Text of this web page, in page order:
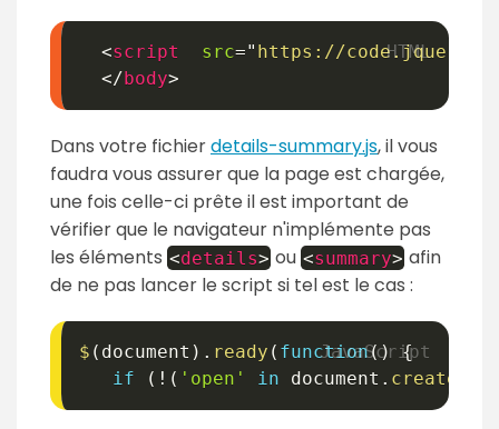
<script src=" https://
</ body>
Dans votre fichierdetails-summary.js, il vous
faudra vous assurer que la page est chargée,
une fois celle-ci prête il est important de
vérifier que le navigateur n'implémente pas
les éléments <details> ou<summary> afin
de ne pas lancer le script si tel est le cas :
$ ( document ) . ready ( function() {
if
( ! ( 'open' in document .